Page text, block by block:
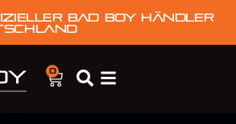
Bad Boy Händler
0